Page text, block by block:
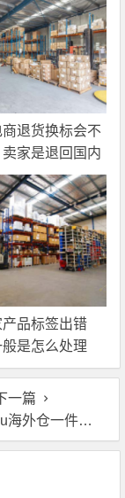
退货换标会不
家是退回国内
接处理？
品标签出错
是怎么处理
一篇
家，我建议你一定要了解平台认证仓